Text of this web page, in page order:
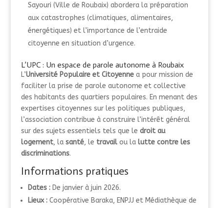
Sayouri (Ville de Roubaix) abordera la préparation
aux catastrophes (climatiques, alimentaires,
énergétiques) et l’importance de l’entraide
citoyenne en situation d’urgence.
L’UPC : Un espace de parole autonome à Roubaix
L’Université Populaire et Citoyennea pour mission de
faciliter la prise de parole autonome et collective
des habitants des quartiers populaires. En menant des
expertises citoyennes sur les politiques publiques,
l’association contribue à construire l’intérêt général
sur des sujets essentiels tels que le droit au
logement, la santé, le travailou la lutte contre les
discriminations.
Informations pratiques
Dates :De janvier à juin 2026.
Lieux :Coopérative Baraka, ENPJJ et Médiathèque de